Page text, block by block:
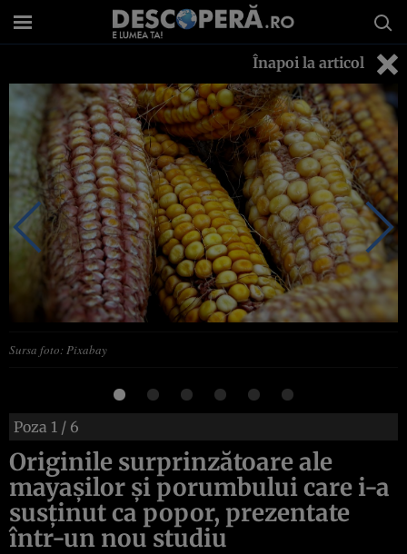
Înapoi la articol
Sursa foto: Pixabay
Poza 1 / 6
Originile surprinzătoare ale
mayașilor și porumbului care i-a
susținut ca popor, prezentate
într-un nou studiu